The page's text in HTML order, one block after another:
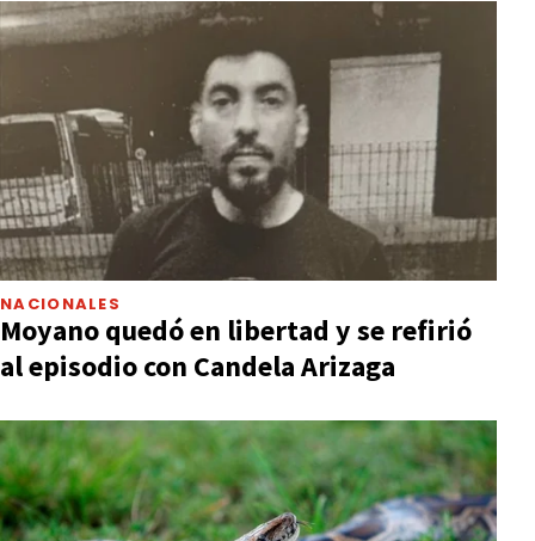
NACIONALES
Moyano quedó en libertad y se refirió
al episodio con Candela Arizaga